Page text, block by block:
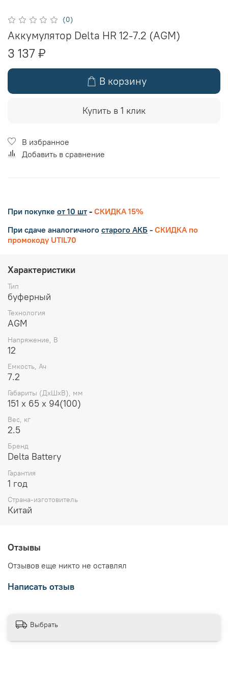
(0)
Аккумулятор Delta HR 12-7.2 (AGM)
3 137 ₽
В корзину
Купить в 1 клик
В избранное
Добавить в сравнение
При покупке от 10 шт - СКИДКА 15%
При сдаче аналогичного старого АКБ - СКИДКА по
промокоду UTIL70
Характеристики
Тип
буферный
Технология
AGM
Напряжение, В
12
Емкость, Ач
7.2
Габариты (ДхШхВ), мм
151 х 65 х 94(100)
Вес, кг
2.5
Бренд
Delta Battery
Гарантия
1 год
Страна-изготовитель
Китай
Отзывы
Отзывов еще никто не оставлял
Написать отзыв
Выбрать